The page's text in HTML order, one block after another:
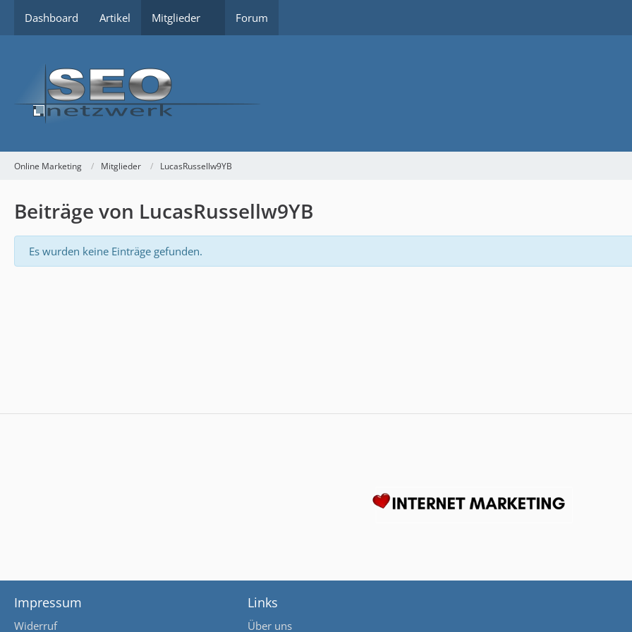
Dashboard Artikel Mitglieder Forum
Online Marketing Mitglieder LucasRussellw9YB
Beiträge von LucasRussellw9YB
Es wurden keine Einträge gefunden.
Impressum
Widerruf
Links
Über uns